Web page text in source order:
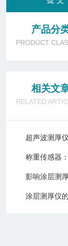
产品分
PRODUCT
相关文
RELATED
超声波测厚仪
称重传感器
影响涂层测
涂层测厚仪